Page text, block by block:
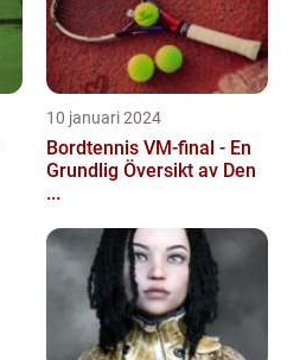
10 januari 2024
Bordtennis VM-final - En
Grundlig Översikt av Den
...